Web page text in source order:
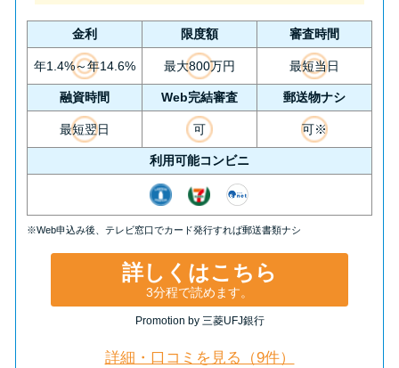
特集ページ
リボ払いをそのまま払いきると
損！
カードローンの見直しで40万円
得した話
ードローン
特集ページ一覧
金利 限度額 審査時間
年1.4%～年14.6% 最大800万円 最短当日
融資時間 Web完結審査 郵送物ナシ
最短翌日 可 可※
利用可能コンビニ
※Web申込み後、テレビ窓口でカード発行すれば郵送書類ナシ
詳しくはこちら
3分程で読めます。
Promotion by 三菱UFJ銀行
詳細・口コミを見る（9件）